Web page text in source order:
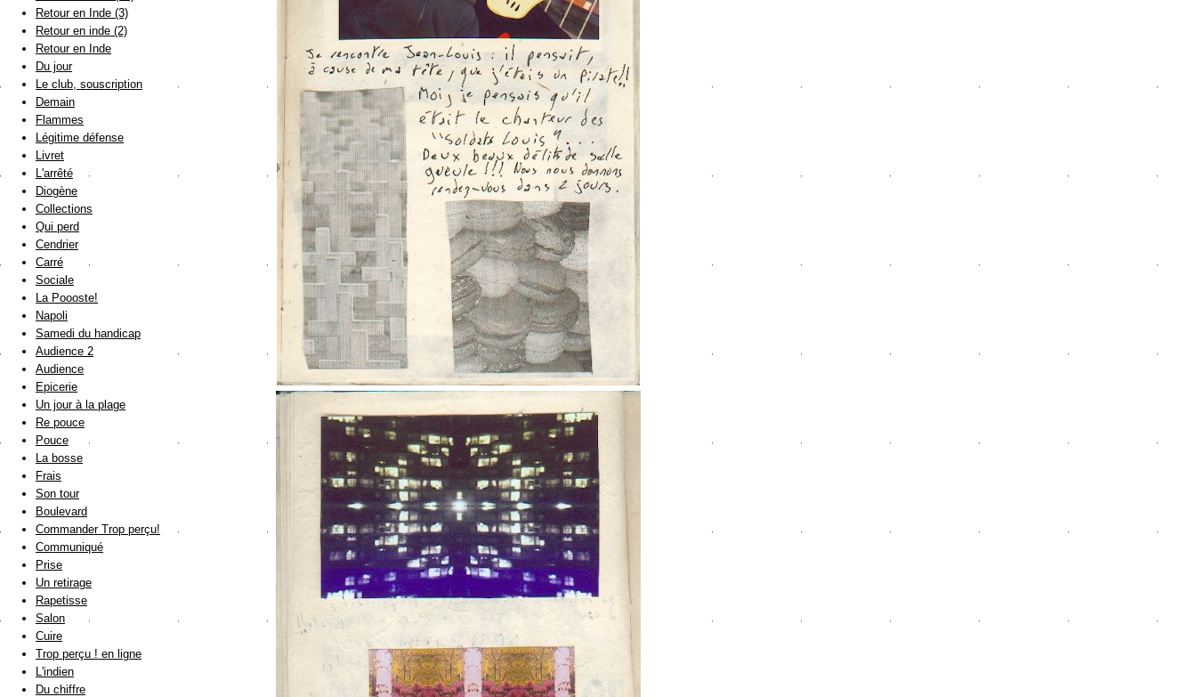
Retour en Inde (3)
Retour en inde (2)
Retour en Inde
Du jour
Le club, souscription
Demain
Flammes
Légitime défense
Livret
L'arrêté
Diogène
Collections
Qui perd
Cendrier
Carré
Sociale
La Poooste!
Napoli
Samedi du handicap
Audience 2
Audience
Epicerie
Un jour à la plage
Re pouce
Pouce
La bosse
Frais
Son tour
Boulevard
Commander Trop perçu!
Communiqué
Prise
Un retirage
Rapetisse
Salon
Cuire
Trop perçu ! en ligne
L'indien
Du chiffre